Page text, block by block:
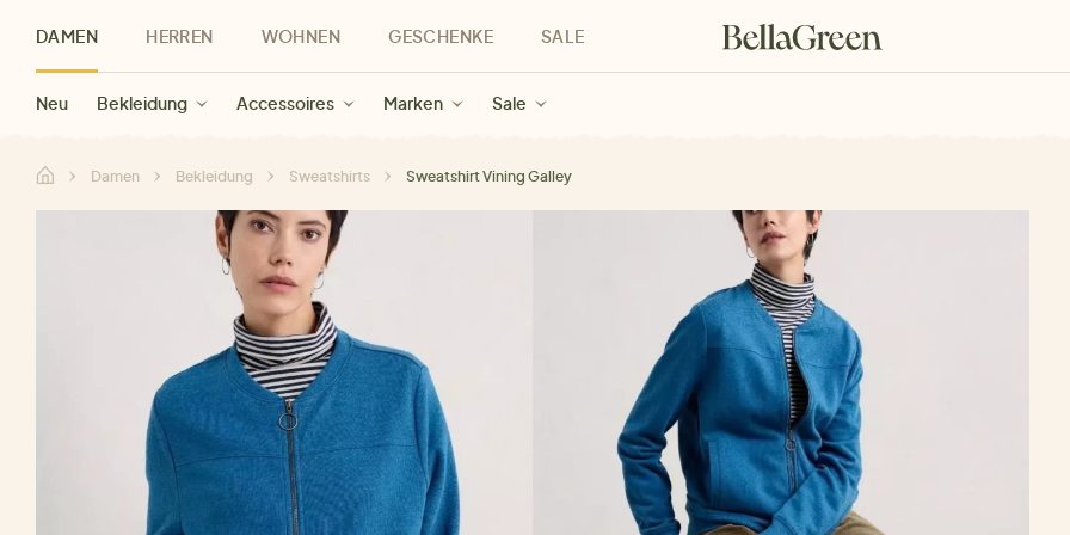
DAMEN
Neu Bekleidung Accessoires Marken Sale
HERREN
Herren Neu Bekleidung Marken Sale
WOHNEN
Kategorien Marken Sale
GESCHENKE
Geschenke für Frauen Geschenke für Männer Geschenke für Kinder
SALE
Sale Damen Sale Herren
Damen Bekleidung Sweatshirts Sweatshirt Vining Galley